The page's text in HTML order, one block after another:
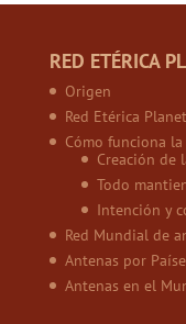
RED ETÉRICA
Origen
Red Etérica
Cómo funciona la
Creación de
Todo
Intención y
Red Mundial de
Antenas por
Antenas en el